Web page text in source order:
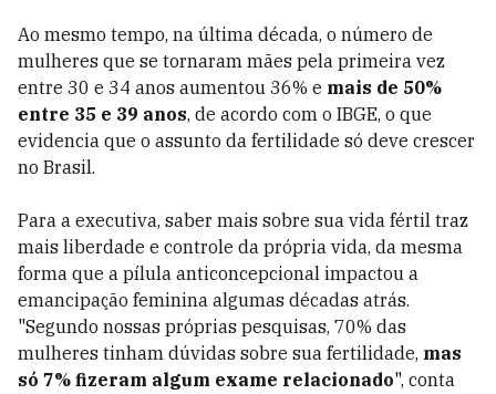
Ao mesmo tempo, na última década, o número de
mulheres que se tornaram mães pela primeira vez
entre 30 e 34 anos aumentou 36% e mais de 50%
entre 35 e 39 anos, de acordo com o IBGE, o que
evidencia que o assunto da fertilidade só deve crescer
no Brasil.
Para a executiva, saber mais sobre sua vida fértil traz
mais liberdade e controle da própria vida, da mesma
forma que a pílula anticoncepcional impactou a
emancipação feminina algumas décadas atrás.
"Segundo nossas próprias pesquisas, 70% das
mulheres tinham dúvidas sobre sua fertilidade, mas
só 7% fizeram algum exame relacionado", conta